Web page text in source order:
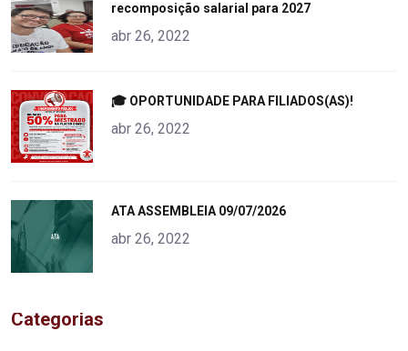
alt="product">
recomposição salarial para 2027
abr 26, 2022
alt="product">
🎓 OPORTUNIDADE PARA FILIADOS(AS)!
abr 26, 2022
alt="product">
ATA ASSEMBLEIA 09/07/2026
abr 26, 2022
Categorias